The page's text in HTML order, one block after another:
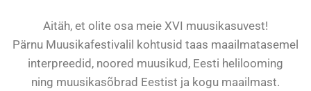
Aitäh, et olite osa meie XVI muusikasuvest!
Pärnu Muusikafestivalil kohtusid taas maailmatasemel
interpreedid, noored muusikud, Eesti helilooming
ning muusikasõbrad Eestist ja kogu maailmast.